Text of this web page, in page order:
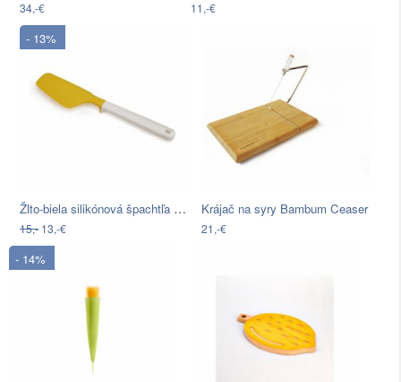
34,-€ 11,-€
- 13%
Žlto-biela silikónová špachtľa Josoph…
15,- 13,-€
Krájač na syry Bambum Ceaser
21,-€
- 14%